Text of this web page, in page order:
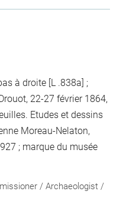
à droite [L .838a] ;
22-27 février 1864,
Etudes et dessins
Moreau-Nelaton,
; marque du musée
/ Archaeologist /